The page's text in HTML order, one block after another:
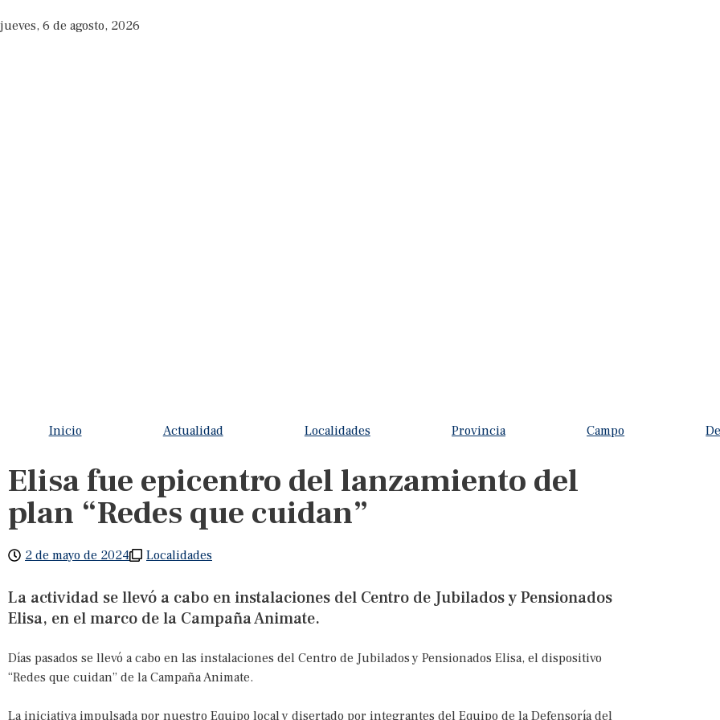
jueves, 6 de agosto, 2026
Inicio Actualidad Localidades Provincia Campo
Elisa fue epicentro del lanzamiento del
plan “Redes que cuidan”
2 de mayo de 2024 Localidades
La actividad se llevó a cabo en instalaciones del Centro de Jubilados y Pensionados
Elisa, en el marco de la Campaña Animate.
Días pasados se llevó a cabo en las instalaciones del Centro de Jubilados y Pensionados Elisa, el dispositivo
“Redes que cuidan” de la Campaña Animate.
La iniciativa impulsada por nuestro Equipo local y disertado por integrantes del Equipo de la Defensoría del